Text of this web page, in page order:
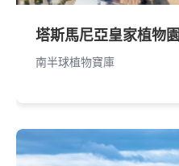
塔斯馬尼亞皇家植物園
南半球植物寶庫